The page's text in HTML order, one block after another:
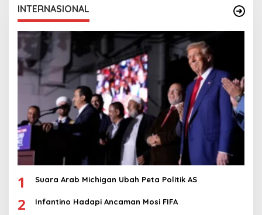
INTERNASIONAL
1 Suara Arab Michigan Ubah Peta Politik AS
2 Infantino Hadapi Ancaman Mosi FIFA